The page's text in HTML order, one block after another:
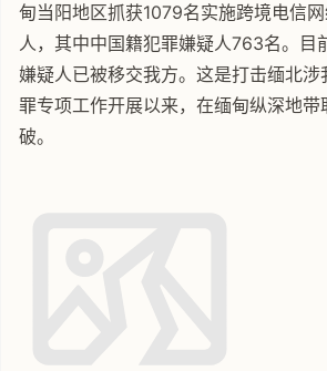
甸当阳地区抓获1079名实施跨境电信
人，其中中国籍犯罪嫌疑人763名。目
嫌疑人已被移交我方。这是打击缅北
罪专项工作开展以来，在缅甸纵深地带
破。